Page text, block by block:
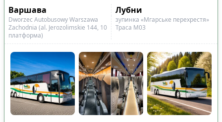
Варшава
Лубни
Dworzec Autobusowy Warszawa
Zachodnia (al. Jerozolimskie 144, 10
платформа)
зупинка «Мгарське перехрестя»
Траса М03